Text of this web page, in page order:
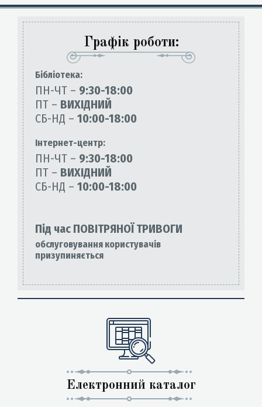
Графік роботи:
Бiблiотека:
ПН-ЧТ – 9:30-18:00
ПТ – ВИХІДНИЙ
СБ-НД – 10:00-18:00
Інтернет-центр:
ПН-ЧТ – 9:30-18:00
ПТ – ВИХІДНИЙ
СБ-НД – 10:00-18:00
Під час ПОВІТРЯНОЇ ТРИВОГИ
обслуговування користувачів
призупиняється
Електронний каталог